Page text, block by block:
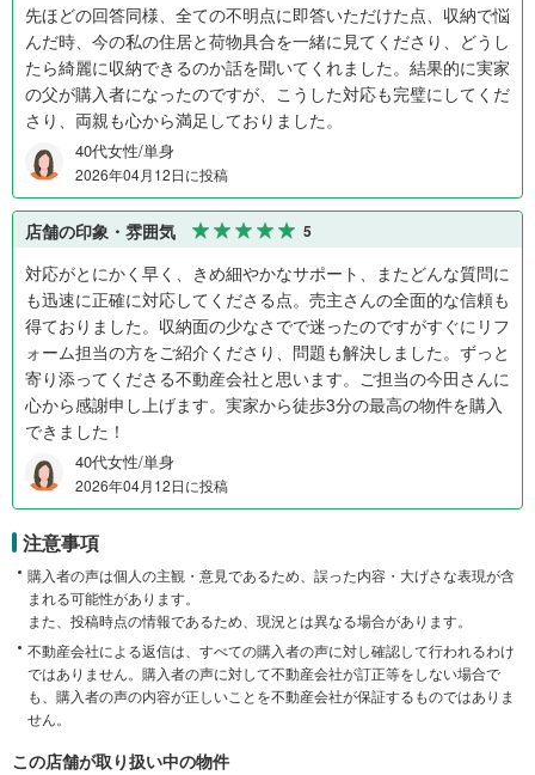
先ほどの回答同様、全ての不明点に即答いただけた点、収納で悩
んだ時、今の私の住居と荷物具合を一緒に見てくださり、どうし
たら綺麗に収納できるのか話を聞いてくれました。結果的に実家
の父が購入者になったのですが、こうした対応も完璧にしてくだ
さり、両親も心から満足しておりました。
40代女性/単身
2026年04月12日に投稿
店舗の印象・雰囲気 5
対応がとにかく早く、きめ細やかなサポート、またどんな質問に
も迅速に正確に対応してくださる点。売主さんの全面的な信頼も
得ておりました。収納面の少なさでで迷ったのですがすぐにリフ
ォーム担当の方をご紹介くださり、問題も解決しました。ずっと
寄り添ってくださる不動産会社と思います。ご担当の今田さんに
心から感謝申し上げます。実家から徒歩3分の最高の物件を購入
できました！
40代女性/単身
2026年04月12日に投稿
注意事項
購入者の声は個人の主観・意見であるため、誤った内容・大げさな表現が含
まれる可能性があります。
また、投稿時点の情報であるため、現況とは異なる場合があります。
不動産会社による返信は、すべての購入者の声に対し確認して行われるわけ
ではありません。購入者の声に対して不動産会社が訂正等をしない場合で
も、購入者の声の内容が正しいことを不動産会社が保証するものではありま
せん。
この店舗が取り扱い中の物件